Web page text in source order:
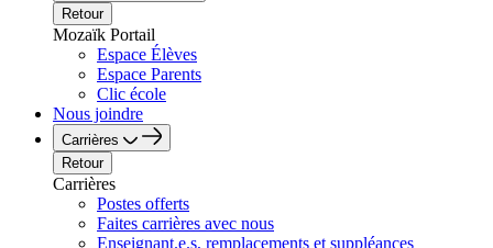
Retour
Mozaïk Portail
Espace Élèves
Espace Parents
Clic école
Nous joindre
Carrières
Retour
Carrières
Postes offerts
Faites carrières avec nous
Enseignant.e.s, remplacements et suppléances